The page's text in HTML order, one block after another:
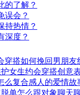
的了解？
误会？
持热情？
深度？
穿搭如何挽回男朋友
女生约会穿搭创意
么复合感人的爱情故
单怎么跟对象聊天